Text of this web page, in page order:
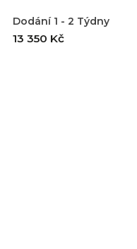
Dodání 1 - 2 Týdny
13 350 Kč